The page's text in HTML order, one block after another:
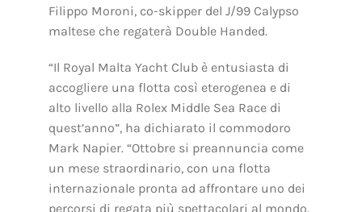
Filippo Moroni, co-skipper del J/99 Calypso
maltese che regaterà Double Handed.
“Il Royal Malta Yacht Club è entusiasta di
accogliere una flotta così eterogenea e di
alto livello alla Rolex Middle Sea Race di
quest’anno”, ha dichiarato il commodoro
Mark Napier. “Ottobre si preannuncia come
un mese straordinario, con una flotta
internazionale pronta ad affrontare uno dei
percorsi di regata più spettacolari al mondo.